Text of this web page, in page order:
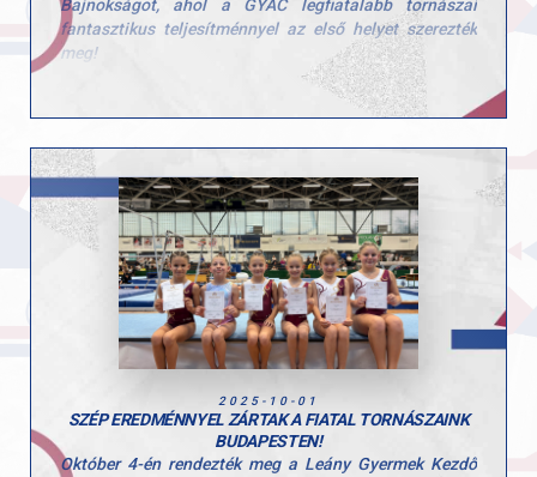
állomás, és a következő szezon még nagyobb célokat
tartogat.
Hajrá Krisztofer! Hajrá GYAC! Ünnepeljük együtt ezt a
Bajnokságot, ahol a GYAC legfiatalabb tornászai
fantasztikus teljesítménnyel az első helyet szerezték
meg!
Gratulálunk a csapat minden tagjának, valamint
edzőiknek, Szűcs Nicoleta Luciának és Cserdi Ivettnek,
segítik a legkisebbeket az első sportélményeikhez.
2025-10-01
SZÉP EREDMÉNNYEL ZÁRTAK A FIATAL TORNÁSZAINK
BUDAPESTEN!
Október 4-én rendezték meg a Leány Gyermek Kezdő